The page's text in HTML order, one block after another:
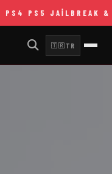
YÜKLEME
🇹🇷 TR